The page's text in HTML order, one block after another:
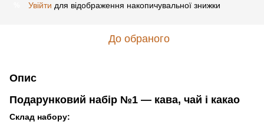
Увійти для відображення накопичувальної знижки
До обраного
Опис
Подарунковий набір №1 — кава, чай і какао
Склад набору: